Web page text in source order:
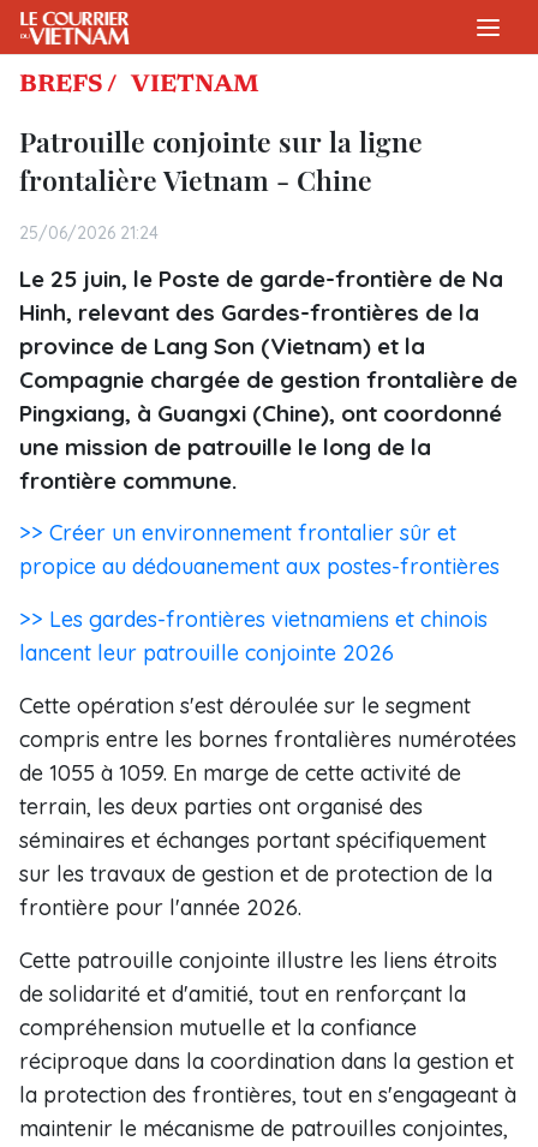
BREFS / VIETNAM
Patrouille conjointe sur la ligne
frontalière Vietnam - Chine
25/06/2026 21:24
Le 25 juin, le Poste de garde-frontière de Na
Hinh, relevant des Gardes-frontières de la
province de Lang Son (Vietnam) et la
Compagnie chargée de gestion frontalière de
Pingxiang, à Guangxi (Chine), ont coordonné
une mission de patrouille le long de la
frontière commune.
>> Créer un environnement frontalier sûr et
propice au dédouanement aux postes-frontières
>> Les gardes-frontières vietnamiens et chinois
lancent leur patrouille conjointe 2026
Cette opération s'est déroulée sur le segment
compris entre les bornes frontalières numérotées
de 1055 à 1059. En marge de cette activité de
terrain, les deux parties ont organisé des
séminaires et échanges portant spécifiquement
sur les travaux de gestion et de protection de la
frontière pour l'année 2026.
Cette patrouille conjointe illustre les liens étroits
de solidarité et d'amitié, tout en renforçant la
compréhension mutuelle et la confiance
réciproque dans la coordination dans la gestion et
la protection des frontières, tout en s'engageant à
maintenir le mécanisme de patrouilles conjointes,